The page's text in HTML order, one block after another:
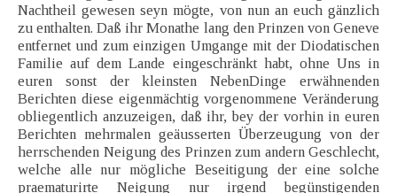
Nachtheil gewesen seyn mögte, von nun an euch gänzlich
zu enthalten. Daß ihr Monathe lang den Prinzen von Geneve
entfernet und zum einzigen Umgange mit der Diodatischen
Familie auf dem Lande eingeschränkt habt, ohne Uns in
euren sonst der kleinsten NebenDinge erwähnenden
Berichten diese eigenmächtig vorgenommene Veränderung
obliegentlich anzuzeigen, daß ihr, bey der vorhin in euren
Berichten mehrmalen geäusserten Überzeugung von der
herrschenden Neigung des Prinzen zum andern Geschlecht,
welche alle nur mögliche Beseitigung der eine solche
praematurirte Neigung nur irgend begünstigenden